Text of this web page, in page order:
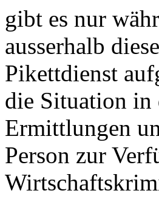
gibt es nur
ausserhalb
Pikettdienst
die Situation
Ermittlungen
Person zur